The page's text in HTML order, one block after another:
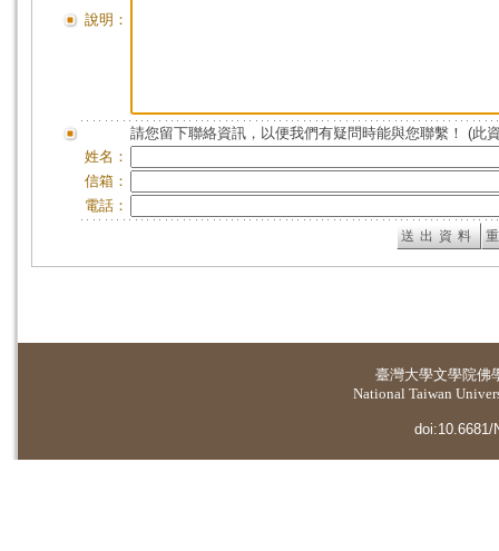
說明：
請您留下聯絡資訊，以便我們有疑問時能與您聯繫！ (此
姓名：
信箱：
電話：
臺灣大學文學院佛
National Taiwan
doi:10.6681/